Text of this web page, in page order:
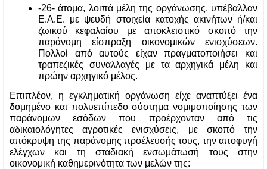
-26- άτομα, λοιπά μέλη της οργάνωσης, υπέβαλλαν
Ε.Α.Ε. με ψευδή στοιχεία κατοχής ακινήτων ή/και
ζωικού κεφαλαίου με αποκλειστικό σκοπό την
παράνομη είσπραξη οικονομικών ενισχύσεων.
Πολλοί από αυτούς είχαν πραγματοποιήσει και
τραπεζικές συναλλαγές με τα αρχηγικά μέλη και
πρώην αρχηγικό μέλος.
Επιπλέον, η εγκληματική οργάνωση είχε αναπτύξει ένα
δομημένο και πολυεπίπεδο σύστημα νομιμοποίησης των
παράνομων εσόδων που προέρχονταν από τις
αδικαιολόγητες αγροτικές ενισχύσεις, με σκοπό την
απόκρυψη της παράνομης προέλευσής τους, την αποφυγή
ελέγχων και τη σταδιακή ενσωμάτωσή τους στην
οικονομική καθημερινότητα των μελών της: